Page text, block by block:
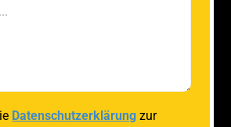
Datenschutzerklärung zur